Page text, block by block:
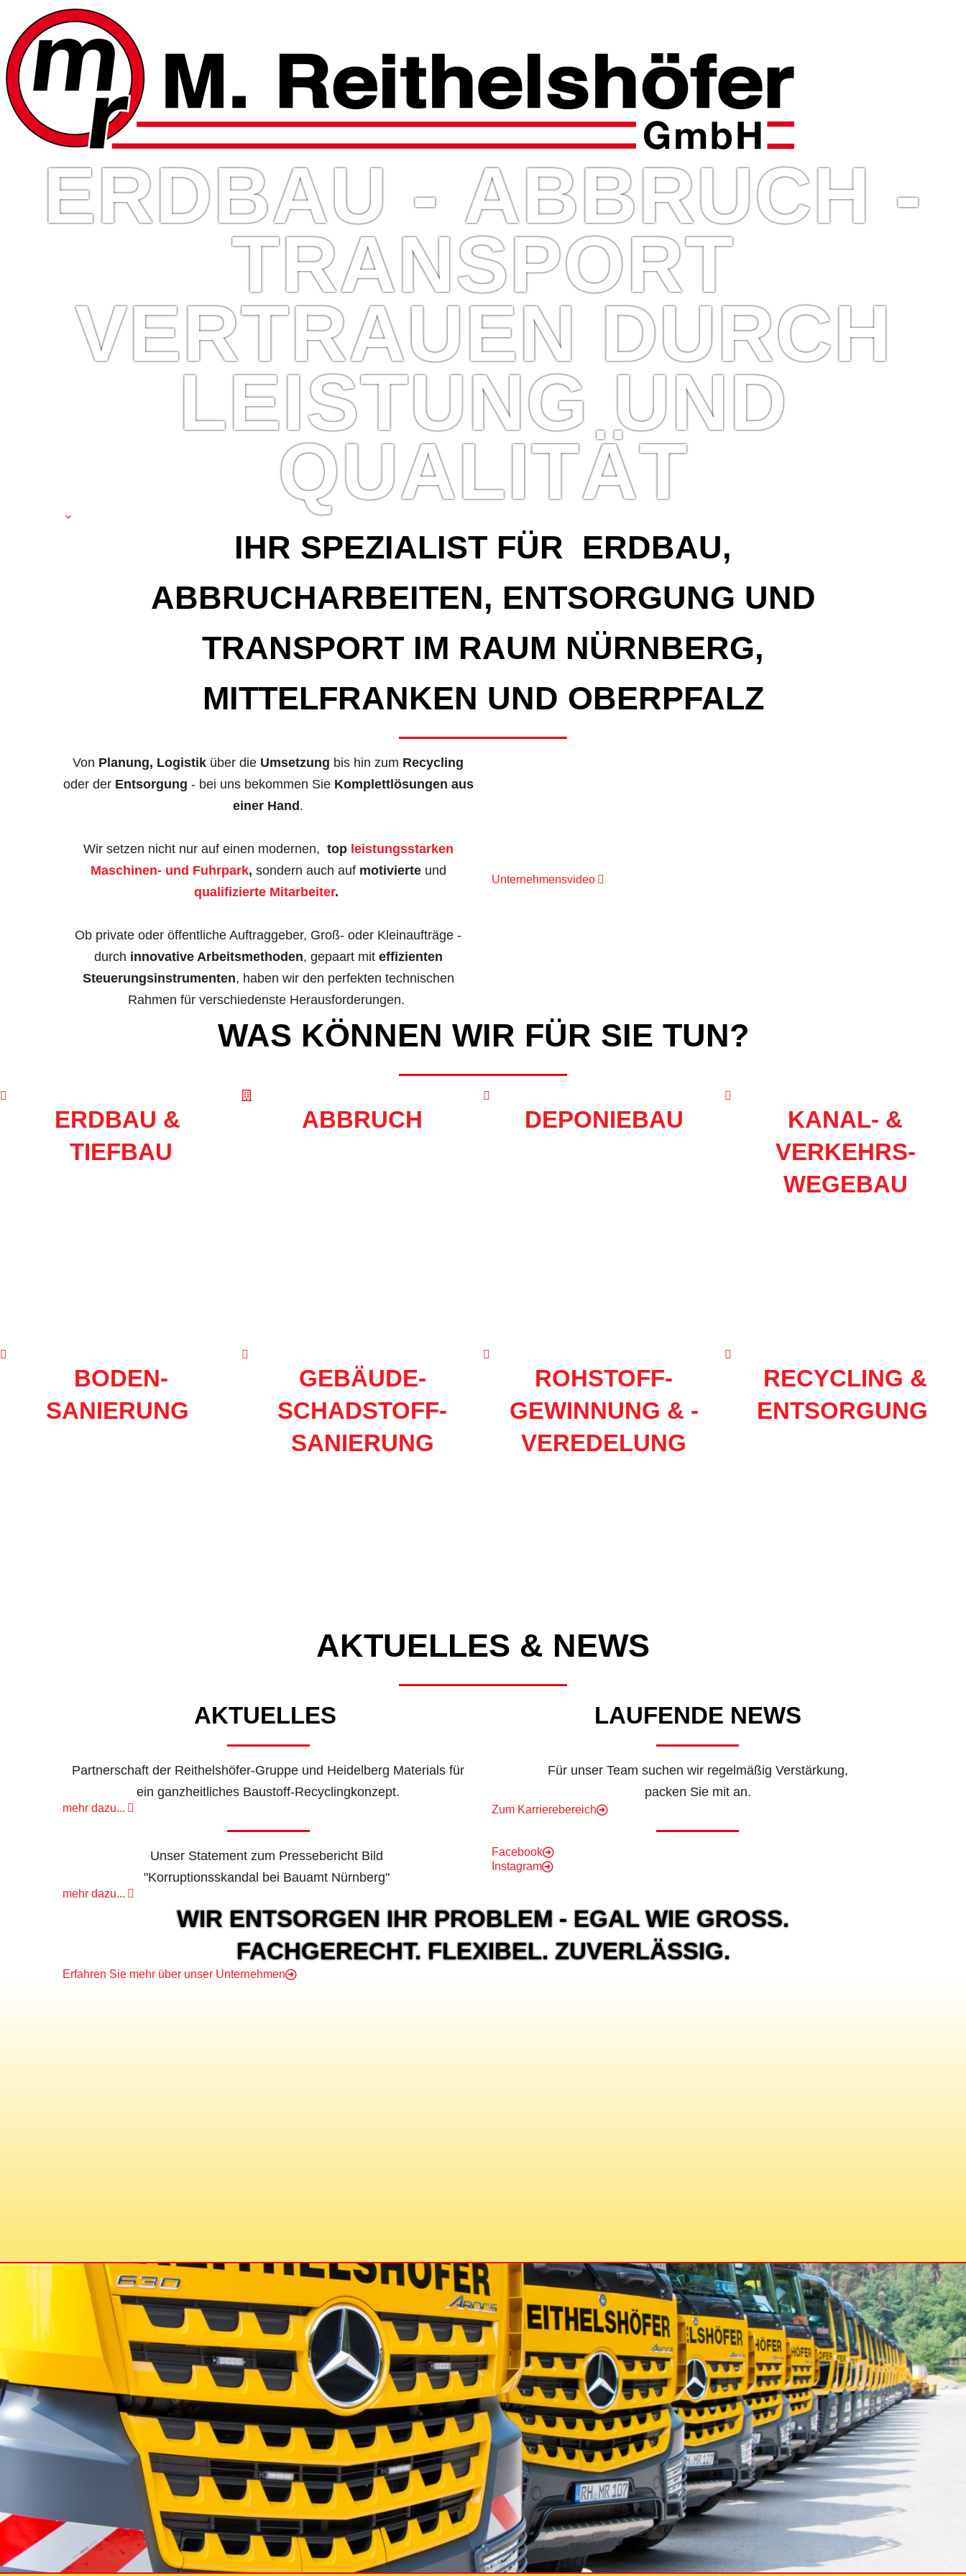
ERDBAU - ABBRUCH -
TRANSPORT
VERTRAUEN DURCH
LEISTUNG UND
QUALITÄT
IHR SPEZIALIST FÜR ERDBAU,
ABBRUCHARBEITEN, ENTSORGUNG UND
TRANSPORT IM RAUM NÜRNBERG,
MITTELFRANKEN UND OBERPFALZ
Von Planung, Logistik über die Umsetzung bis hin zum Recycling
oder der Entsorgung - bei uns bekommen Sie Komplettlösungen aus
einer Hand .
Wir setzen nicht nur auf einen modernen, top leistungsstarken
Maschinen- und Fuhrpark, sondern auch auf motivierte und
qualifizierte Mitarbeiter.
Ob private oder öffentliche Auftraggeber, Groß- oder Kleinaufträge -
durch innovative Arbeitsmethoden, gepaart mit effizienten
Steuerungsinstrumenten, haben wir den perfekten technischen
Rahmen für verschiedenste Herausforderungen.
Unternehmensvideo
WAS KÖNNEN WIR FÜR SIE TUN?
ERDBAU &
TIEFBAU
ABBRUCH DEPONIEBAU
KANAL- &
VERKEHRS-
WEGEBAU
BODEN-
SANIERUNG
GEBÄUDE-
SCHADSTOFF-
SANIERUNG
ROHSTOFF-
GEWINNUNG & -
VEREDELUNG
RECYCLING &
ENTSORGUNG
AKTUELLES & NEWS
AKTUELLES
Partnerschaft der Reithelshöfer-Gruppe und Heidelberg Materials für
ein ganzheitliches Baustoff-Recyclingkonzept.
mehr dazu...
Unser Statement zum Pressebericht Bild
"Korruptionsskandal bei Bauamt Nürnberg"
mehr dazu...
LAUFENDE NEWS
Für unser Team suchen wir regelmäßig Verstärkung,
packen Sie mit an.
Zum Karrierebereich
Facebook
Instagram
WIR ENTSORGEN IHR PROBLEM - EGAL WIE GROSS.
FACHGERECHT. FLEXIBEL. ZUVERLÄSSIG.
Erfahren Sie mehr über unser Unternehmen